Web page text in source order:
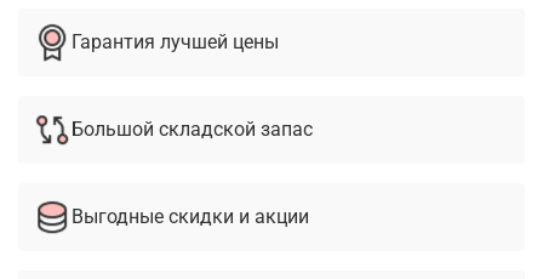
Гарантия лучшей цены
Большой складской запас
Выгодные скидки и акции